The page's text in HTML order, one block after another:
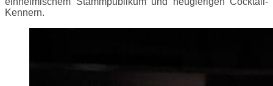
Kennern.